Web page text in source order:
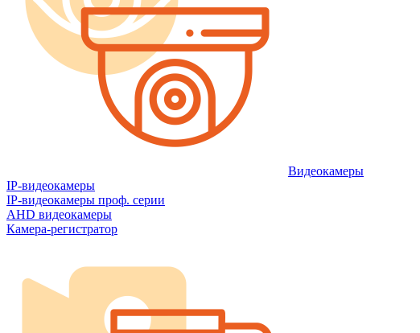
Видеокамеры
IP-видеокамеры
IP-видеокамеры проф. серии
AHD видеокамеры
Камера-регистратор